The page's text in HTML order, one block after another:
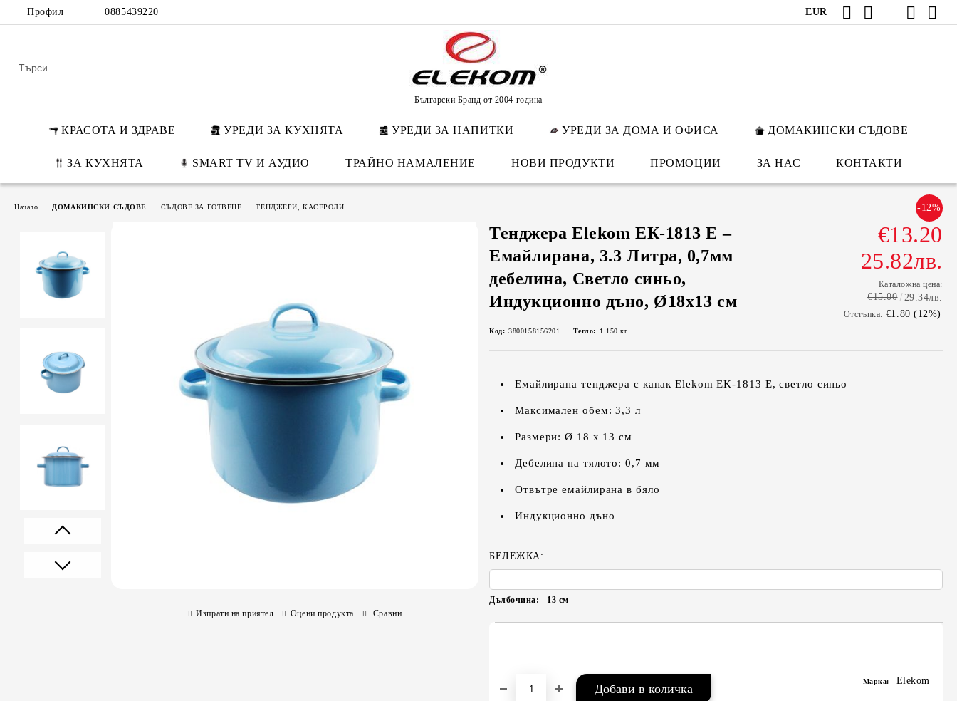
Профил 0885439220 EUR
Български Бранд от 2004 година
КРАСОТА И ЗДРАВЕ УРЕДИ ЗА КУХНЯТА УРЕДИ ЗА НАПИТКИ УРЕДИ ЗА ДОМА И ОФИСА ДОМАКИНСКИ СЪДОВЕ
ЗА КУХНЯТА SMART TV И АУДИО ТРАЙНО НАМАЛЕНИЕ НОВИ ПРОДУКТИ ПРОМОЦИИ ЗА НАС КОНТАКТИ
Начало ДОМАКИНСКИ СЪДОВЕ СЪДОВЕ ЗА ГОТВЕНЕ ТЕНДЖЕРИ, КАСЕРОЛИ
Тенджера Elekom ЕК-1813 Е –
Емайлирана, 3.3 Литра, 0,7мм
дебелина, Светло синьо,
Индукционно дъно, Ø18х13 cм
-12%
€13.20
25.82лв.
Каталожна цена:
€15.00 29.34лв.
Отстъпка: €1.80 (12%)
Код: 3800158156201 Тегло: 1.150 кг
Емайлирана тенджера с капак Elekom EK-1813 E, светло синьо
Максимален обем: 3,3 л
Размери: Ø 18 х 13 см
Дебелина на тялото: 0,7 мм
Отвътре емайлирана в бяло
Индукционно дъно
БЕЛЕЖКА:
Дълбочина: 13 см
Марка: Elekom
Изпрати на приятел Оцени продукта Сравни